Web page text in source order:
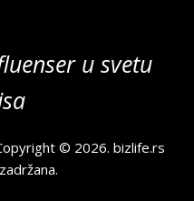
u svetu
© 2026.bizlife.rs